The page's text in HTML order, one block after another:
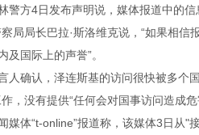
警方4日发布声明说，媒体报道中的
局局长巴拉·斯洛维克说，“如果相
国际上的声誉”。
人确认，泽连斯基的访问很快被多个
，没有提供“任何会对国事访问造成
媒体“t-online”报道称，该媒体3日从